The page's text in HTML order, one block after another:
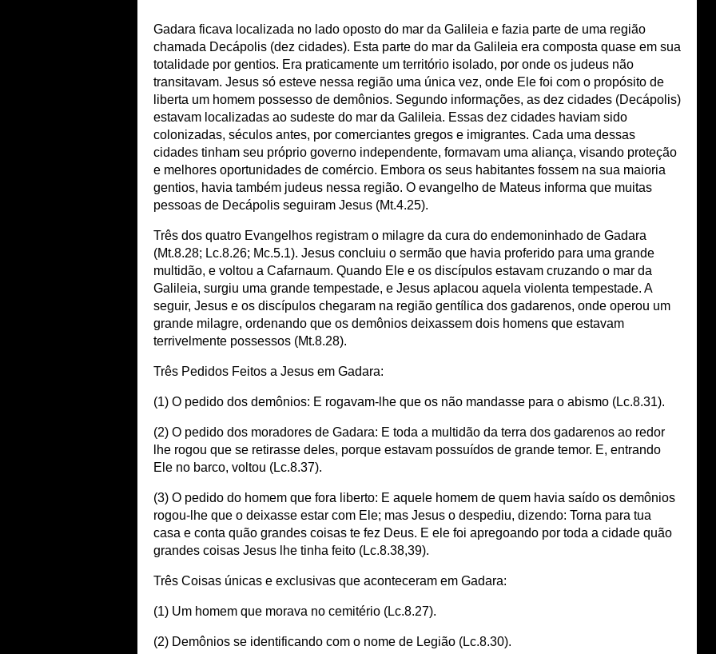
Gadara ficava localizada no lado oposto do mar da Galileia e fazia parte de uma região
chamada Decápolis (dez cidades). Esta parte do mar da Galileia era composta quase em sua
totalidade por gentios. Era praticamente um território isolado, por onde os judeus não
transitavam. Jesus só esteve nessa região uma única vez, onde Ele foi com o propósito de
liberta um homem possesso de demônios. Segundo informações, as dez cidades (Decápolis)
estavam localizadas ao sudeste do mar da Galileia. Essas dez cidades haviam sido
colonizadas, séculos antes, por comerciantes gregos e imigrantes. Cada uma dessas
cidades tinham seu próprio governo independente, formavam uma aliança, visando proteção
e melhores oportunidades de comércio. Embora os seus habitantes fossem na sua maioria
gentios, havia também judeus nessa região. O evangelho de Mateus informa que muitas
pessoas de Decápolis seguiram Jesus (Mt.4.25).
Três dos quatro Evangelhos registram o milagre da cura do endemoninhado de Gadara
(Mt.8.28; Lc.8.26; Mc.5.1). Jesus concluiu o sermão que havia proferido para uma grande
multidão, e voltou a Cafarnaum. Quando Ele e os discípulos estavam cruzando o mar da
Galileia, surgiu uma grande tempestade, e Jesus aplacou aquela violenta tempestade. A
seguir, Jesus e os discípulos chegaram na região gentílica dos gadarenos, onde operou um
grande milagre, ordenando que os demônios deixassem dois homens que estavam
terrivelmente possessos (Mt.8.28).
Três Pedidos Feitos a Jesus em Gadara:
(1) O pedido dos demônios: E rogavam-lhe que os não mandasse para o abismo (Lc.8.31).
(2) O pedido dos moradores de Gadara: E toda a multidão da terra dos gadarenos ao redor
lhe rogou que se retirasse deles, porque estavam possuídos de grande temor. E, entrando
Ele no barco, voltou (Lc.8.37).
(3) O pedido do homem que fora liberto: E aquele homem de quem havia saído os demônios
rogou-lhe que o deixasse estar com Ele; mas Jesus o despediu, dizendo: Torna para tua
casa e conta quão grandes coisas te fez Deus. E ele foi apregoando por toda a cidade quão
grandes coisas Jesus lhe tinha feito (Lc.8.38,39).
Três Coisas únicas e exclusivas que aconteceram em Gadara:
(1) Um homem que morava no cemitério (Lc.8.27).
(2) Demônios se identificando com o nome de Legião (Lc.8.30).